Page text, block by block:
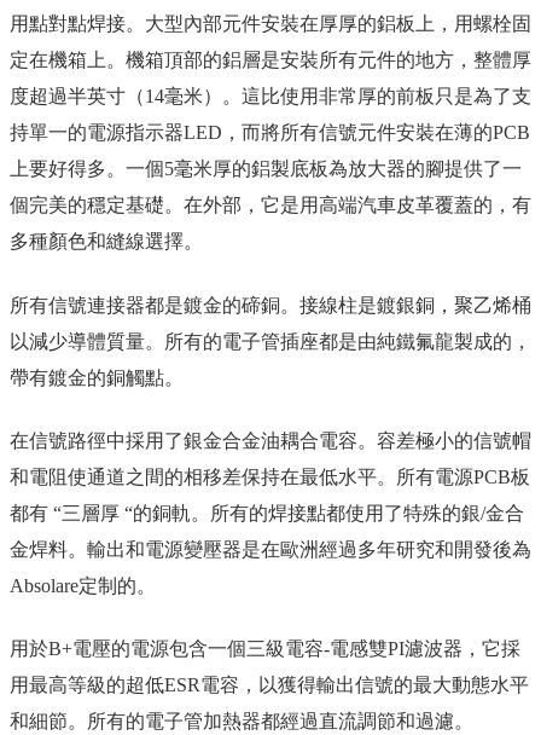
用點對點焊接。大型內部元件安裝在厚厚的鋁板上，用螺栓固
定在機箱上。機箱頂部的鋁層是安裝所有元件的地方，整體厚
度超過半英寸（14毫米）。這比使用非常厚的前板只是為了支
持單一的電源指示器LED，而將所有信號元件安裝在薄的PCB
上要好得多。一個5毫米厚的鋁製底板為放大器的腳提供了一
個完美的穩定基礎。在外部，它是用高端汽車皮革覆蓋的，有
多種顏色和縫線選擇。
所有信號連接器都是鍍金的碲銅。接線柱是鍍銀銅，聚乙烯桶
以減少導體質量。所有的電子管插座都是由純鐵氟龍製成的，
帶有鍍金的銅觸點。
在信號路徑中採用了銀金合金油耦合電容。容差極小的信號帽
和電阻使通道之間的相移差保持在最低水平。所有電源PCB板
都有 “三層厚 “的銅軌。所有的焊接點都使用了特殊的銀/金合
金焊料。輸出和電源變壓器是在歐洲經過多年研究和開發後為
Absolare定制的。
用於B+電壓的電源包含一個三級電容-電感雙PI濾波器，它採
用最高等級的超低ESR電容，以獲得輸出信號的最大動態水平
和細節。所有的電子管加熱器都經過直流調節和過濾。